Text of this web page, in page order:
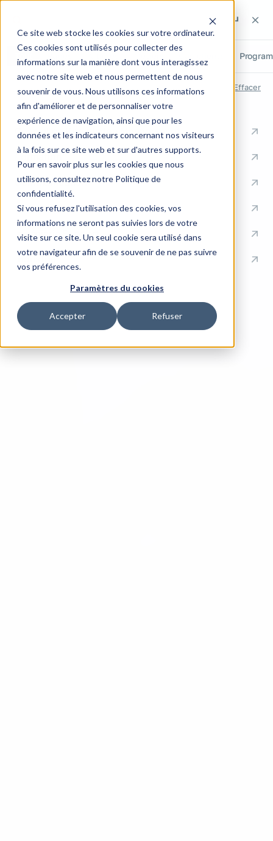
Ce site web stocke les cookies sur votre ordinateur.
Ces cookies sont utilisés pour collecter des
informations sur la manière dont vous interagissez
avec notre site web et nous permettent de nous
souvenir de vous. Nous utilisons ces informations
afin d'améliorer et de personnaliser votre
expérience de navigation, ainsi que pour les
données et les indicateurs concernant nos visiteurs
à la fois sur ce site web et sur d'autres supports.
Pour en savoir plus sur les cookies que nous
utilisons, consultez notre Politique de
confidentialité.
Si vous refusez l'utilisation des cookies, vos
informations ne seront pas suivies lors de votre
visite sur ce site. Un seul cookie sera utilisé dans
votre navigateur afin de se souvenir de ne pas suivre
vos préférences.
Paramètres du cookies
Accepter Refuser
RECHERCHES RÉCENTES Effacer
ACCÈS RAPIDES
Conseil en Knowledge Management
Formation
Communication
Documentation
Ingénierie Support
Industrie